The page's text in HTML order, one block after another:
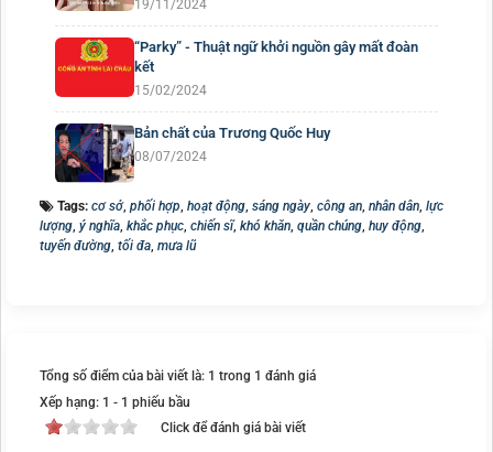
19/11/2024
“Parky” - Thuật ngữ khởi nguồn gây mất đoàn
kết
15/02/2024
Bản chất của Trương Quốc Huy
08/07/2024
Tags: cơ sở, phối hợp, hoạt động, sáng ngày, công an, nhân dân, lực
lượng, ý nghĩa, khắc phục, chiến sĩ, khó khăn, quần chúng, huy động,
tuyến đường, tối đa, mưa lũ
Tổng số điểm của bài viết là: 1 trong 1 đánh giá
Xếp hạng: 1 - 1 phiếu bầu
Click để đánh giá bài viết